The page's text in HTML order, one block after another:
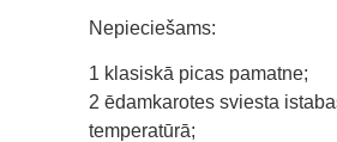
Nepieciešams:
1 klasiskā picas pamatne;
2 ēdamkarotes sviesta
temperatūrā;